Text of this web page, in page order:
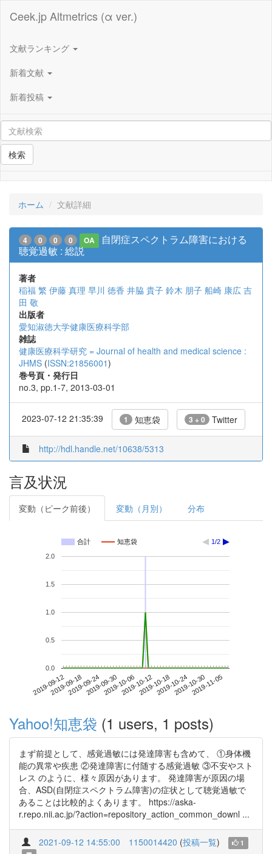
Ceek.jp Altmetrics (α ver.)
文献ランキング
新着文献
新着投稿
検索
ホーム 文献詳細
4 0 0 0 OA
自閉症スペクトラム障害における
聴覚過敏 : 総説
著者
稲福 繁 伊藤 真理 早川 徳香 井脇 貴子 鈴木 朋子 船崎 康広 吉
田 敬
出版者
愛知淑徳大学健康医療科学部
雑誌
健康医療科学研究 = Journal of health and medical science :
JHMS (ISSN:21856001)
巻号頁・発行日
no.3, pp.1-7, 2013-03-01
2023-07-12 21:35:39 1 知恵袋 3 + 0 Twitter
http://hdl.handle.net/10638/5313
言及状況
変動（ピーク前後） 変動（月別） 分布
合計 知恵袋 1/2
2019-09-122019-09-182019-09-242019-09-302019-10-062019-10-122019-10-182019-10-242019-10-302019-11-05
0.0
0.5
1.0
1.5
2.0
Yahoo!知恵袋 (1 users, 1 posts)
まず前提として、感覚過敏には発達障害も含めて、 ①身体機
能の異常や疾患 ②発達障害に付随する感覚過敏 ③不安やスト
レス のように、様々原因があります。 発達障害が原因の場
合、ASD(自閉症スペクトラム障害)の症状として聴覚過敏で
あることは比較的よくあります。 https://aska-
r.repo.nii.ac.jp/?action=repository_action_common_downl ...
2021-09-12 14:55:00 1150014420 (投稿一覧) 1